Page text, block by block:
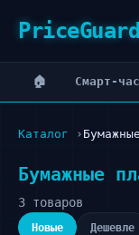
PriceGuard
🏠 Cмарт-
Каталог
Бумажные
3 товаров
Новые Дешевле